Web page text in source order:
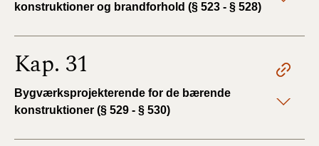
konstruktioner og brandforhold (§ 523 - § 528)
Kap. 31
Bygværksprojekterende for de bærende
konstruktioner (§ 529 - § 530)